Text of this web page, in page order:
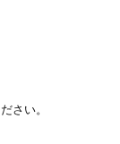
さい。